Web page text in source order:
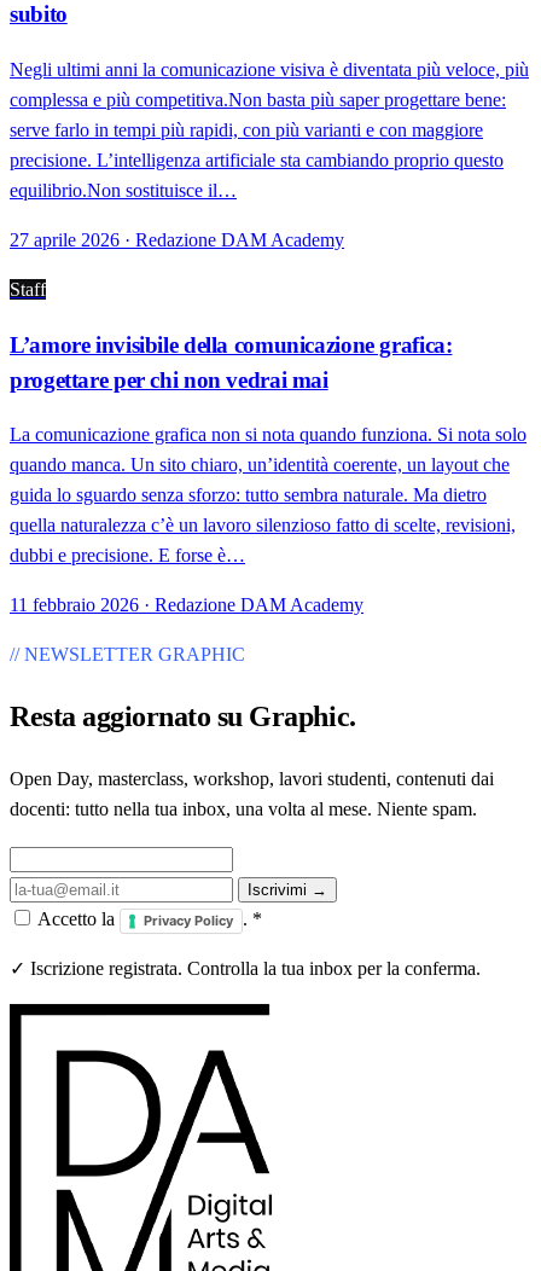
subito
Negli ultimi anni la comunicazione visiva è diventata più veloce, più
complessa e più competitiva.Non basta più saper progettare bene:
serve farlo in tempi più rapidi, con più varianti e con maggiore
precisione. L’intelligenza artificiale sta cambiando proprio questo
equilibrio.Non sostituisce il…
27 aprile 2026 · Redazione DAM Academy
Staff
L’amore invisibile della comunicazione grafica:
progettare per chi non vedrai mai
La comunicazione grafica non si nota quando funziona. Si nota solo
quando manca. Un sito chiaro, un’identità coerente, un layout che
guida lo sguardo senza sforzo: tutto sembra naturale. Ma dietro
quella naturalezza c’è un lavoro silenzioso fatto di scelte, revisioni,
dubbi e precisione. E forse è…
11 febbraio 2026 · Redazione DAM Academy
// NEWSLETTER GRAPHIC
Resta aggiornato su Graphic.
Open Day, masterclass, workshop, lavori studenti, contenuti dai
docenti: tutto nella tua inbox, una volta al mese. Niente spam.
Iscrivimi →
Accetto la Privacy Policy . *
✓ Iscrizione registrata. Controlla la tua inbox per la conferma.